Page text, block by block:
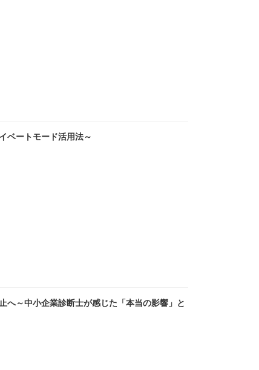
ベートモード活用法～
へ～中小企業診断士が感じた「本当の影響」と